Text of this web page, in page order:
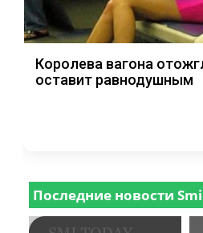
Королева вагона
оставит равнодушным